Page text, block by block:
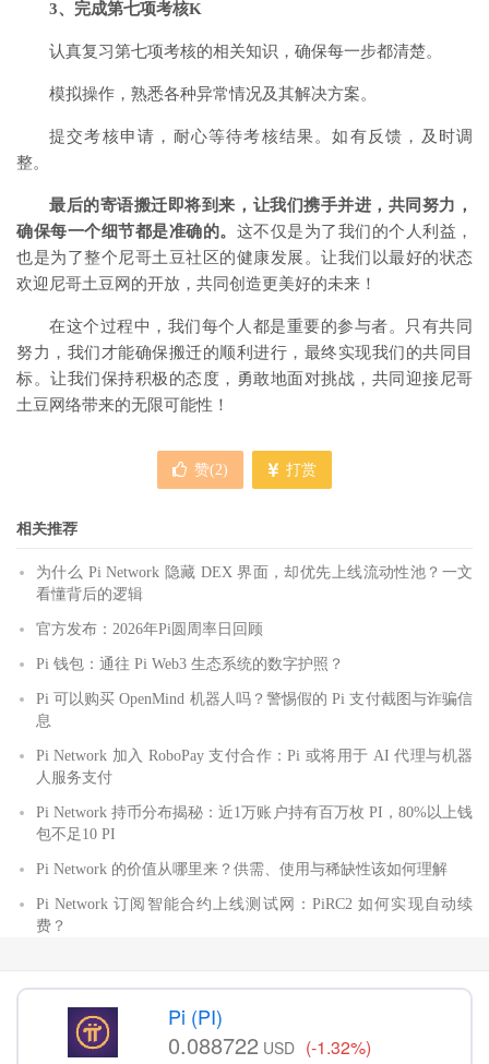
3、完成第七项考核K
认真复习第七项考核的相关知识，确保每一步都清楚。
模拟操作，熟悉各种异常情况及其解决方案。
提交考核申请，耐心等待考核结果。如有反馈，及时调
整。
最后的寄语搬迁即将到来，让我们携手并进，共同努力，
确保每一个细节都是准确的。 这不仅是为了我们的个人利益，
也是为了整个尼哥土豆社区的健康发展。让我们以最好的状态
欢迎尼哥土豆网的开放，共同创造更美好的未来！
在这个过程中，我们每个人都是重要的参与者。只有共同
努力，我们才能确保搬迁的顺利进行，最终实现我们的共同目
标。让我们保持积极的态度，勇敢地面对挑战，共同迎接尼哥
土豆网络带来的无限可能性！
赞(2) 打赏
相关推荐
为什么 Pi Network 隐藏 DEX 界面，却优先上线流动性池？一文
看懂背后的逻辑
官方发布：2026年Pi圆周率日回顾
Pi 钱包：通往 Pi Web3 生态系统的数字护照？
Pi 可以购买 OpenMind 机器人吗？警惕假的 Pi 支付截图与诈骗信
息
Pi Network 加入 RoboPay 支付合作：Pi 或将用于 AI 代理与机器
人服务支付
Pi Network 持币分布揭秘：近1万账户持有百万枚 PI，80%以上钱
包不足10 PI
Pi Network 的价值从哪里来？供需、使用与稀缺性该如何理解
Pi Network 订阅智能合约上线测试网：PiRC2 如何实现自动续
费？
Pi (PI)
0.088722 USD (-1.32%)